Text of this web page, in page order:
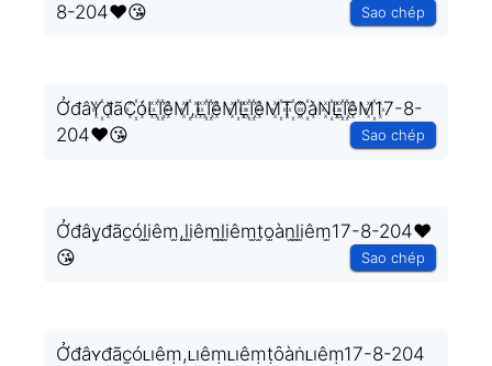
8-204❤️😘
Sao chép
ỞđâY꙰đãC꙰óL꙰I꙰êM꙰,L꙰I꙰êM꙰L꙰I꙰êM꙰T꙰O꙰àN꙰L꙰I꙰êM꙰17-8-
204❤️😘
Sao chép
Ởđây̫đãc̫ól̫i̫êm̫,l̫i̫êm̫l̫i̫êm̫t̫o̫àn̫l̫i̫êm̫17-8-204❤️
😘
Sao chép
Ởđâʏđãc̫óʟıêṃ,ʟıêṃʟıêṃṭȏàṅʟıêṃ17-8-204